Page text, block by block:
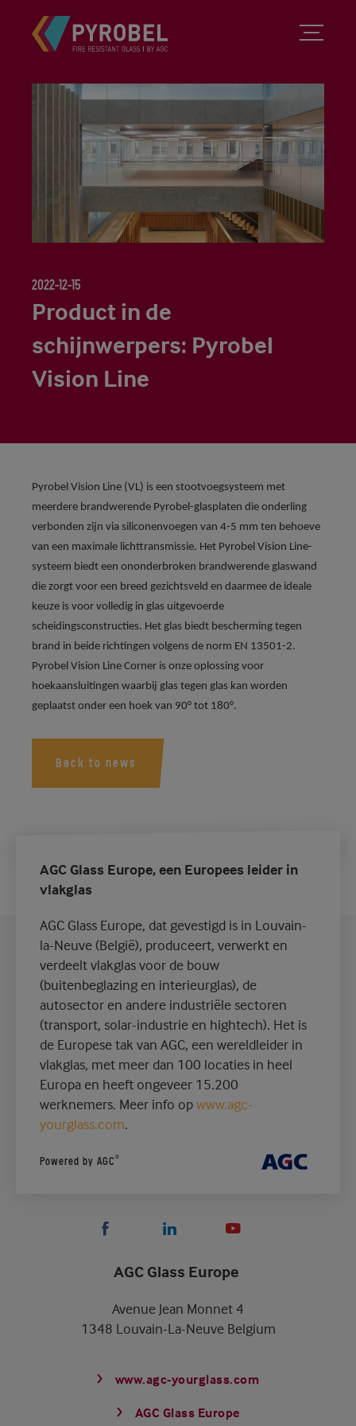
2022-12-15
Product in de
schijnwerpers: Pyrobel
Vision Line
Pyrobel Vision Line (VL) is een stootvoegsysteem met
meerdere brandwerende Pyrobel-glasplaten die onderling
verbonden zijn via siliconenvoegen van 4-5 mm ten behoeve
van een maximale lichttransmissie. Het Pyrobel Vision Line-
systeem biedt een ononderbroken brandwerende glaswand
die zorgt voor een breed gezichtsveld en daarmee de ideale
keuze is voor volledig in glas uitgevoerde
scheidingsconstructies. Het glas biedt bescherming tegen
brand in beide richtingen volgens de norm EN 13501-2.
Pyrobel Vision Line Corner is onze oplossing voor
hoekaansluitingen waarbij glas tegen glas kan worden
geplaatst onder een hoek van 90° tot 180°.
Back to news
AGC Glass Europe, een Europees leider in
vlakglas
AGC Glass Europe, dat gevestigd is in Louvain-
la-Neuve (België), produceert, verwerkt en
verdeelt vlakglas voor de bouw
(buitenbeglazing en interieurglas), de
autosector en andere industriële sectoren
(transport, solar-industrie en hightech). Het is
de Europese tak van AGC, een wereldleider in
vlakglas, met meer dan 100 locaties in heel
Europa en heeft ongeveer 15.200
werknemers. Meer info opwww.agc-
yourglass.com.
Powered by AGC®
AGC Glass Europe
Avenue Jean Monnet 4
1348 Louvain-La-Neuve Belgium
www.agc-yourglass.com
AGC Glass Europe